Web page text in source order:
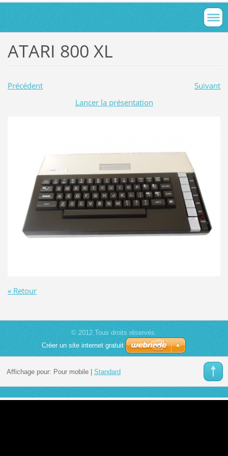
ATARI 800 XL
Précédent
Suivant
Lancer la présentation
« Retour
© 2012 Tous droits réservés.
Créer un site internet gratuit
Affichage pour: Pour mobile| Standard